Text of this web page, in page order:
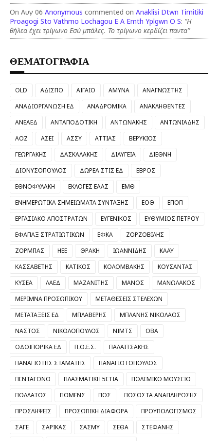
On Αυγ 06 Anonymous commented on Anaklisi Dtwn Timitiki
Proagogi Sto Vathmo Lochagou E A Emth Yplgwn O S: “Η
θήλεα έχει τρίγωνο Εσύ μπάλες. Το τρίγωνο κερδίζει παντα”
ΘΕΜΑΤΟΓΡΑΦΙΑ
OLD ΑΔΙΣΠΟ ΑΙΓΑΙΟ ΑΜΥΝΑ
ΑΝΑΓΝΩΣΤΗΣ
ΑΝΑΔΙΟΡΓΑΝΩΣΗ ΕΔ
ΑΝΑΔΡΟΜΙΚΑ
ΑΝΑΚΛΗΘΕΝΤΕΣ
ΑΝΕΑΕΔ
ΑΝΤΑΠΟΔΟΤΙΚΗ ΑΝΤΩΝΑΚΗΣ
ΑΝΤΩΝΙΑΔΗΣ
ΑΟΖ
ΑΣΕΙ ΑΣΣΥ ΑΤΤΙΑΣ
ΒΕΡΥΚΙΟΣ
ΓΕΩΡΓΑΚΗΣ
ΔΑΣΚΑΛΑΚΗΣ ΔΙΑΥΓΕΙΑ
ΔΙΕΘΝΗ
ΔΙΟΝΥΣΟΠΟΥΛΟΣ
ΔΩΡΕΑ ΣΤΙΣ ΕΔ
ΕΒΡΟΣ
ΕΘΝΟΦΥΛΑΚΗ
ΕΚΛΟΓΕΣ ΕΑΑΣ
ΕΜΘ
ΕΝΗΜΕΡΩΤΙΚΑ ΣΗΜΕΙΩΜΑΤΑ ΣΥΝΤΑΞΗΣ
ΕΟΘ
ΕΠΟΠ
ΕΡΓΑΣΙΑΚΟ ΑΠΟΣΤΡΑΤΩΝ
ΕΥΓΕΝΙΚΟΣ
ΕΥΘΥΜΙΟΣ ΠΕΤΡΟΥ
ΕΦΑΠΑΞ ΣΤΡΑΤΙΩΤΙΚΩΝ
ΕΦΚΑ
ΖΟΡΖΟΒΙΛΗΣ
ΖΟΡΜΠΑΣ
ΗΕΕ ΘΡΑΚΗ ΙΩΑΝΝΙΔΗΣ
ΚΑΑΥ
ΚΑΣΣΑΒΕΤΗΣ
ΚΑΤΙΚΟΣ ΚΟΛΟΜΒΑΚΗΣ
ΚΟΥΣΑΝΤΑΣ
ΚΥΣΕΑ
ΛΑΕΔ ΜΑΖΑΝΙΤΗΣ ΜΑΝΟΣ
ΜΑΝΩΛΑΚΟΣ
ΜΕΡΙΜΝΑ ΠΡΟΣΩΠΙΚΟΥ
ΜΕΤΑΘΕΣΕΙΣ ΣΤΕΛΕΧΩΝ
ΜΕΤΑΤΑΞΕΙΣ ΕΔ
ΜΠΛΑΒΕΡΗΣ
ΜΠΛΑΝΗΣ ΝΙΚΟΛΑΟΣ
ΝΑΣΤΟΣ
ΝΙΚΟΛΟΠΟΥΛΟΣ ΝΙΜΤΣ
ΟΒΑ
ΟΔΟΙΠΟΡΙΚΑ ΕΔ
Π.Ο.Ε.Σ.
ΠΑΛΑΙΤΣΑΚΗΣ
ΠΑΝΑΓΙΩΤΗΣ ΣΤΑΜΑΤΗΣ
ΠΑΝΑΓΙΩΤΟΠΟΥΛΟΣ
ΠΕΝΤΑΓΩΝΟ
ΠΛΑΣΜΑΤΙΚΗ 5ΕΤΙΑ
ΠΟΛΕΜΙΚΟ ΜΟΥΣΕΙΟ
ΠΟΛΛΑΤΟΣ
ΠΟΜΕΝΣ ΠΟΣ
ΠΟΣΟΣΤΑ ΑΝΑΠΛΗΡΩΣΗΣ
ΠΡΟΣΛΗΨΕΙΣ
ΠΡΟΣΩΠΙΚΗ ΔΙΑΦΟΡΑ
ΠΡΟΥΠΟΛΟΓΙΣΜΟΣ
ΣΑΓΕ
ΣΑΡΙΚΑΣ ΣΑΣΜΥ ΣΕΘΑ
ΣΤΕΦΑΝΗΣ